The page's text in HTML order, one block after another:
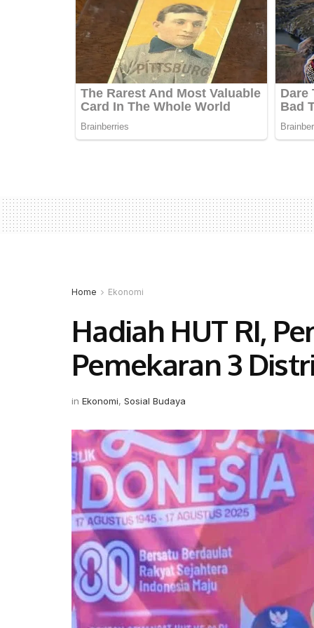
Home Ekonomi
Hadiah HUT RI,
Pemekaran 3
in Ekonomi, Sosial Budaya